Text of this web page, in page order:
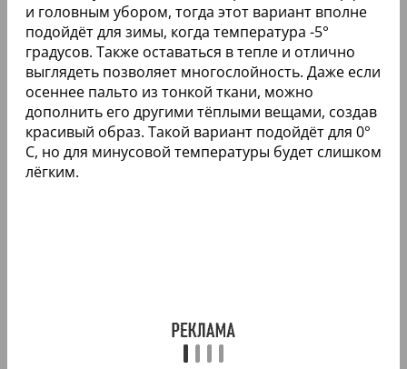
и головным убором, тогда этот вариант вполне
подойдёт для зимы, когда температура -5°
градусов. Также оставаться в тепле и отлично
выглядеть позволяет многослойность. Даже если
осеннее пальто из тонкой ткани, можно
дополнить его другими тёплыми вещами, создав
красивый образ. Такой вариант подойдёт для 0°
C, но для минусовой температуры будет слишком
лёгким.